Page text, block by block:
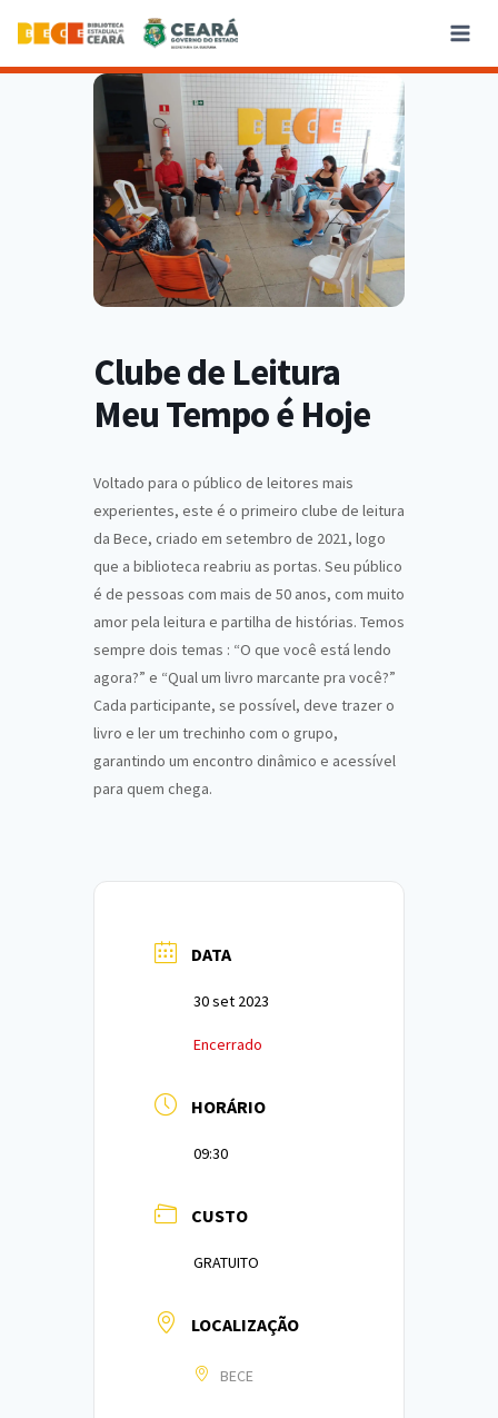
Clube de Leitura
Meu Tempo é Hoje
Voltado para o público de leitores mais
experientes, este é o primeiro clube de leitura
da Bece, criado em setembro de 2021, logo
que a biblioteca reabriu as portas. Seu público
é de pessoas com mais de 50 anos, com muito
amor pela leitura e partilha de histórias. Temos
sempre dois temas : “O que você está lendo
agora?” e “Qual um livro marcante pra você?”
Cada participante, se possível, deve trazer o
livro e ler um trechinho com o grupo,
garantindo um encontro dinâmico e acessível
para quem chega.
DATA
30 set 2023
Encerrado
HORÁRIO
09:30
CUSTO
GRATUITO
LOCALIZAÇÃO
BECE